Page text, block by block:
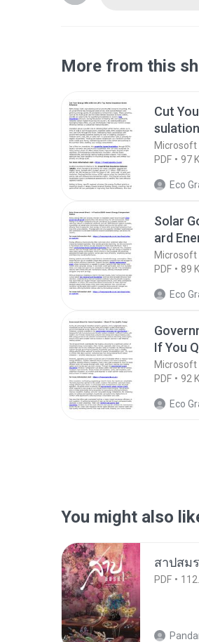
More from this
Cut
PDF
97
Eco
Solar
ard
PDF
89
Eco
If You
PDF
92
Eco
You might also
สาปสม
PDF